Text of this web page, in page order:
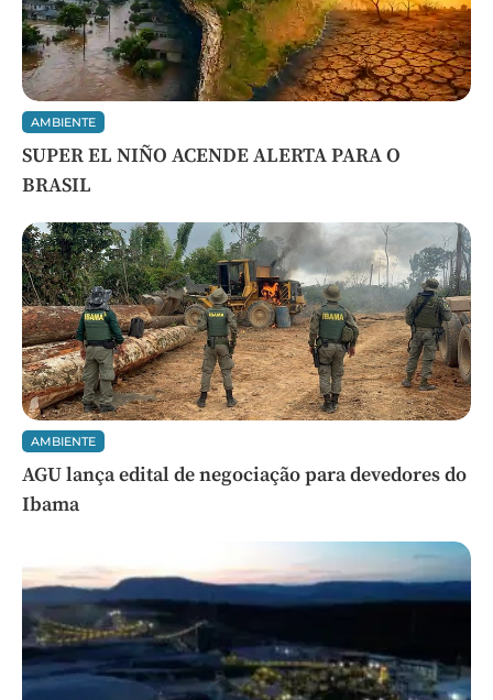
AMBIENTE
SUPER EL NIÑO ACENDE ALERTA PARA O
BRASIL
AMBIENTE
AGU lança edital de negociação para devedores do
Ibama